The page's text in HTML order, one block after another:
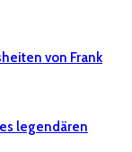
von Frank
legendären